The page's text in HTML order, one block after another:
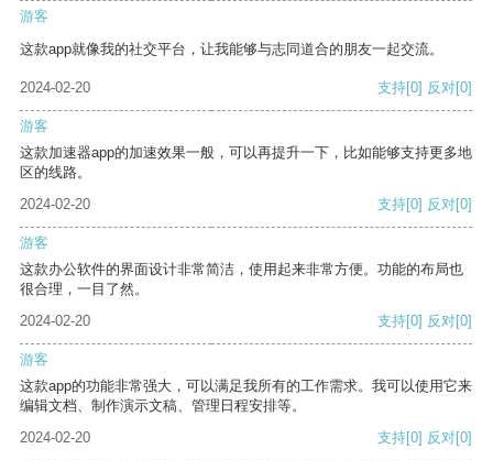
游客
这款app就像我的社交平台，让我能够与志同道合的朋友一起交流。
2024-02-20 支持[0] 反对[0]
游客
这款加速器app的加速效果一般，可以再提升一下，比如能够支持更多地
区的线路。
2024-02-20
支持[0] 反对[0]
游客
这款办公软件的界面设计非常简洁，使用起来非常方便。功能的布局也
很合理，一目了然。
2024-02-20
支持[0] 反对[0]
游客
这款app的功能非常强大，可以满足我所有的工作需求。我可以使用它来
编辑文档、制作演示文稿、管理日程安排等。
2024-02-20
支持[0] 反对[0]